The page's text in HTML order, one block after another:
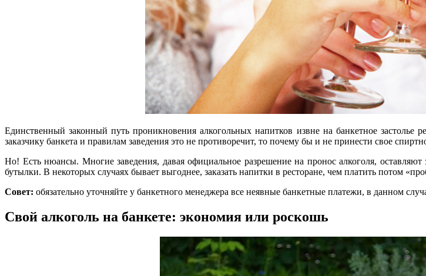
Единственный законный путь проникновения алкогольных напитков извне на банкетное застолье
заказчику банкета и правилам заведения это не противоречит, то почему бы и не принести свое
Но! Есть нюансы. Многие заведения, давая официальное разрешение на пронос алкоголя,
бутылки. В некоторых случаях бывает выгоднее, заказать напитки в ресторане, чем платить потом
Совет: обязательно уточняйте у банкетного менеджера все неявные банкетные платежи, в данном
Свой алкоголь на банкете: экономия или роскошь